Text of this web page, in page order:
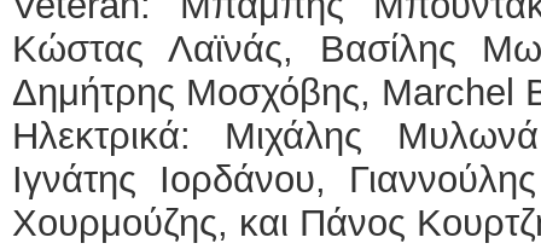
Κώστας Λαϊνάς, Βασίλης
Δημήτρης Μοσχόβης, Marchel
Ηλεκτρικά: Μιχάλης
Ιγνάτης Ιορδάνου,
Χουρμούζης, και Πάνος